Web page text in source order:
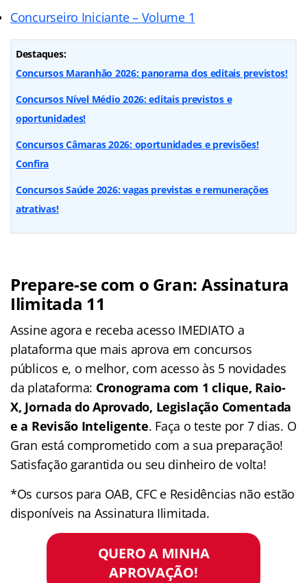
Concurseiro Iniciante – Volume 1
Destaques:
Concursos Maranhão 2026: panorama dos editais previstos!
Concursos Nível Médio 2026: editais previstos e
oportunidades!
Concursos Câmaras 2026: oportunidades e previsões!
Confira
Concursos Saúde 2026: vagas previstas e remunerações
atrativas!
Prepare-se com o Gran: Assinatura
Ilimitada 11
Assine agora e receba acesso IMEDIATO a
plataforma que mais aprova em concursos
públicos e, o melhor, com acesso às 5 novidades
da plataforma: Cronograma com 1 clique, Raio-
X, Jornada do Aprovado, Legislação Comentada
e a Revisão Inteligente. Faça o teste por 7 dias. O
Gran está comprometido com a sua preparação!
Satisfação garantida ou seu dinheiro de volta!
*Os cursos para OAB, CFC e Residências não estão
disponíveis na Assinatura Ilimitada.
QUERO A MINHA
APROVAÇÃO!